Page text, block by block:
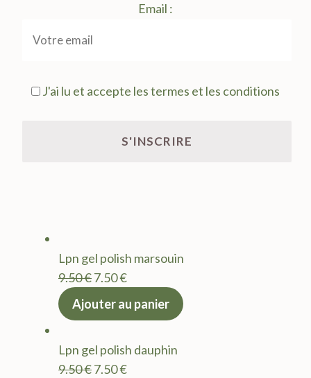
Email :
J'ai lu et accepte les termes et les conditions
Lpn gel polish marsouin
9.50€Le
prix
9.50 €.
7.50€Le
actuel
7.50 €.
Ajouter au panier
Lpn gel polish dauphin
9.50€Le
7.50€Le